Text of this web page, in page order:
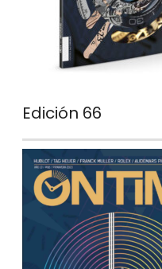
Edición 66